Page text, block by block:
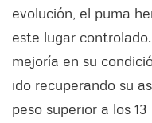
evolución, el puma
este lugar
mejoría en su
ido recuperando su
peso superior a los